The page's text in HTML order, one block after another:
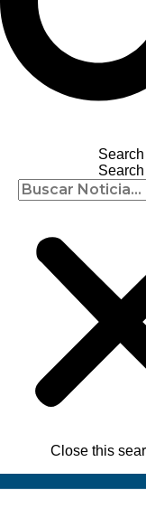
Search
Search
Close this